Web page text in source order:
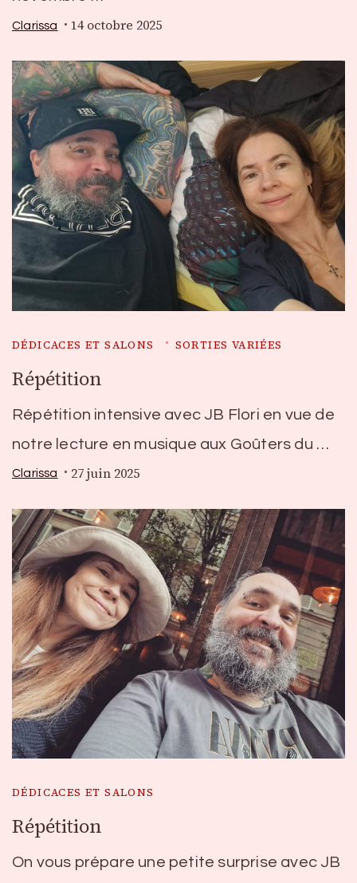
Clarissa 14 octobre 2025
DÉDICACES ET SALONS SORTIES VARIÉES
Répétition
Répétition intensive avec JB Flori en vue de
notre lecture en musique aux Goûters du …
Clarissa 27 juin 2025
DÉDICACES ET SALONS
Répétition
On vous prépare une petite surprise avec JB